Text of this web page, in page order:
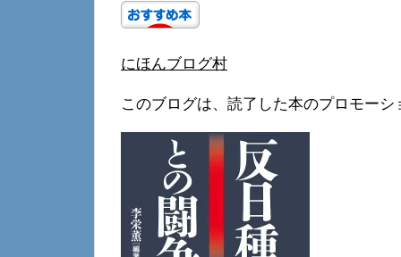
にほんブログ村
このブログは、読了した本のプロモー